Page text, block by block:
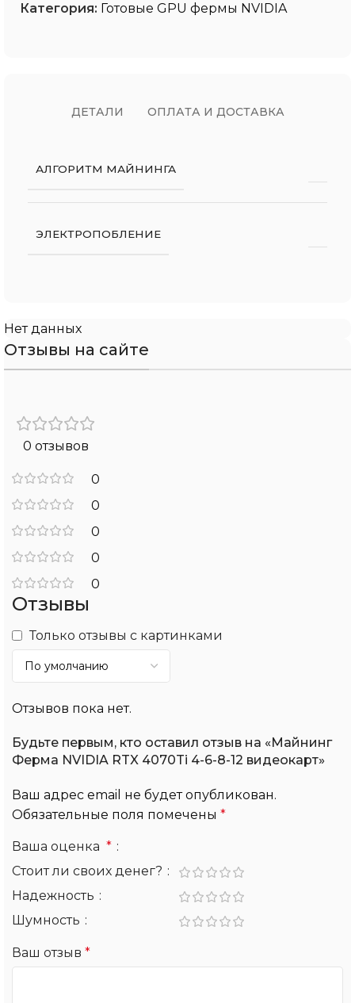
Категория: Готовые GPU фермы NVIDIA
ДЕТАЛИ ОПЛАТА И ДОСТАВКА
АЛГОРИТМ МАЙНИНГА
ЭЛЕКТРОПОБЛЕНИЕ
Нет данных
Отзывы на сайте
0 отзывов
0
0
0
0
0
Отзывы
Только отзывы с картинками
Отзывов пока нет.
Будьте первым, кто оставил отзыв на «Майнинг
Ферма NVIDIA RTX 4070Ti 4-6-8-12 видеокарт»
Ваш адрес email не будет опубликован.
Обязательные поля помечены *
Ваша оценка *
Стоит ли своих денег?
Надежность
Шумность
Ваш отзыв *